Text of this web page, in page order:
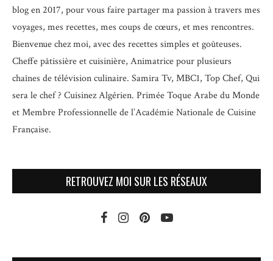
blog en 2017, pour vous faire partager ma passion à travers mes
voyages, mes recettes, mes coups de cœurs, et mes rencontres.
Bienvenue chez moi, avec des recettes simples et goûteuses.
Cheffe pâtissière et cuisinière, Animatrice pour plusieurs
chaînes de télévision culinaire. Samira Tv, MBC1, Top Chef, Qui
sera le chef ? Cuisinez Algérien. Primée Toque Arabe du Monde
etMembre Professionnelle de l’Académie Nationale de Cuisine
Française.
RETROUVEZ MOI SUR LES RÉSEAUX